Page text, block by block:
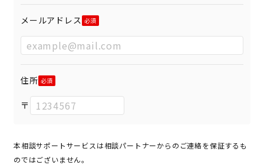
メールアドレス
住所
〒
本相談サポートサービスは相談パートナーからのご連絡を保証するも
のではございません。